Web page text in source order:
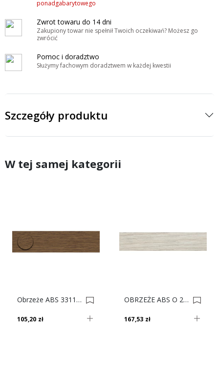
ponadgabarytowego
Zwrot towaru do 14 dni
Zakupiony towar nie spełnił Twoich oczekiwań? Możesz go
zwrócić
Pomoc i doradztwo
Służymy fachowym doradztwem w każdej kwestii
Szczegóły produktu
W tej samej kategorii
Obrzeże ABS 3311 Sd Dąb Traviata Do Płyty SWISS KRONO 0001993-0001162
105,20 zł
OBRZEŻE ABS O 22/0.8 20734 Ov 100 Mb D/new 0035659-0035691
167,53 zł